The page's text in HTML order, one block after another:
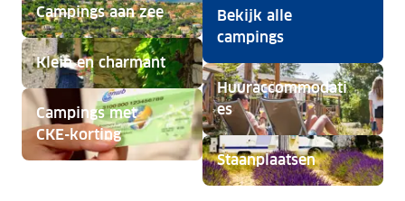
Campings aan zee
Klein en charmant
Campings met
CKE-korting
Bekijk alle
campings
Huuraccommodati
es
Staanplaatsen